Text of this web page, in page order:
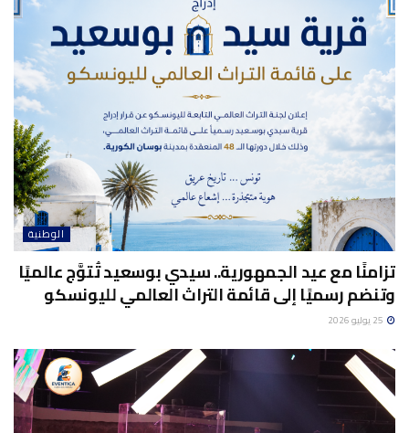
الوطنية
تزامنًا مع عيد الجمهورية.. سيدي بوسعيد تُتوَّج عالميًا
وتنضم رسميًا إلى قائمة التراث العالمي لليونسكو